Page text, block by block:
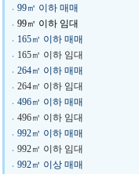
99㎡ 이하 매매
99㎡ 이하 임대
165㎡ 이하 매매
165㎡ 이하 임대
264㎡ 이하 매매
264㎡ 이하 임대
496㎡ 이하 매매
496㎡ 이하 임대
992㎡ 이하 매매
992㎡ 이하 임대
992㎡ 이상 매매